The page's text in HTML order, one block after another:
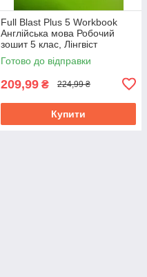
Full Blast Plus 5 Workbook
Англійська мова Робочий
зошит 5 клас, Лінгвіст
Готово до відправки
209,99 ₴ 224,99 ₴
Купити